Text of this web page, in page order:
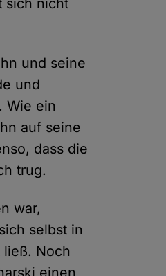
sich nicht
und seine
und
Wie ein
auf seine
dass die
trug.
war,
selbst in
Noch